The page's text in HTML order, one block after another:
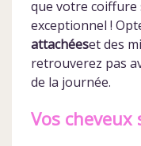
que votre coiffure
exceptionnel !
attachéeset des
retrouverez pas
de la journée.
Vos cheveux